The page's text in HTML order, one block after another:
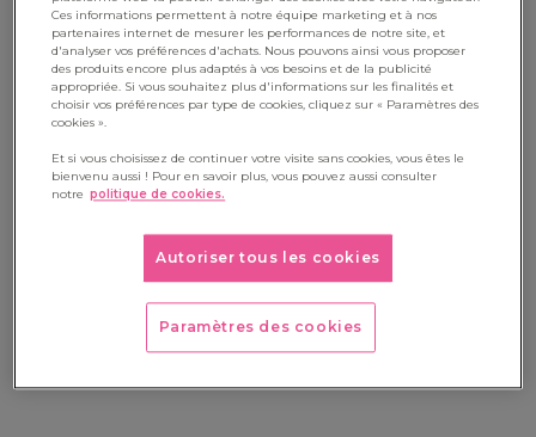
La création de beaux espaces de bibliothèquedans les écoles
peut également inciter les élèves à explorer le monde des
livres. Ces lieux doivent être aménagés de manière
accueillante avec des
à tous, desassises confortables ainsi qu’une variété de livres
adaptés à différents niveaux de lecture. De plus, les élèves
bibliothèque, ce qui renforce leur sentiment d'appartenance.
pour ensuite vouloir y rester par le biais de la
Ces informations permettent à notre équipe marketing et à nos
partenaires internet de mesurer les performances de notre site, et
d'analyser vos préférences d'achats. Nous pouvons ainsi vous proposer
des produits encore plus adaptés à vos besoins et de la publicité
appropriée. Si vous souhaitez plus d'informations sur les finalités et
choisir vos préférences par type de cookies, cliquez sur « Paramètres des
cookies ».
Et si vous choisissez de continuer votre visite sans cookies, vous êtes le
bienvenu aussi ! Pour en savoir plus, vous pouvez aussi consulter
notre politique de cookies.
Autoriser tous les cookies
Paramètres des cookies